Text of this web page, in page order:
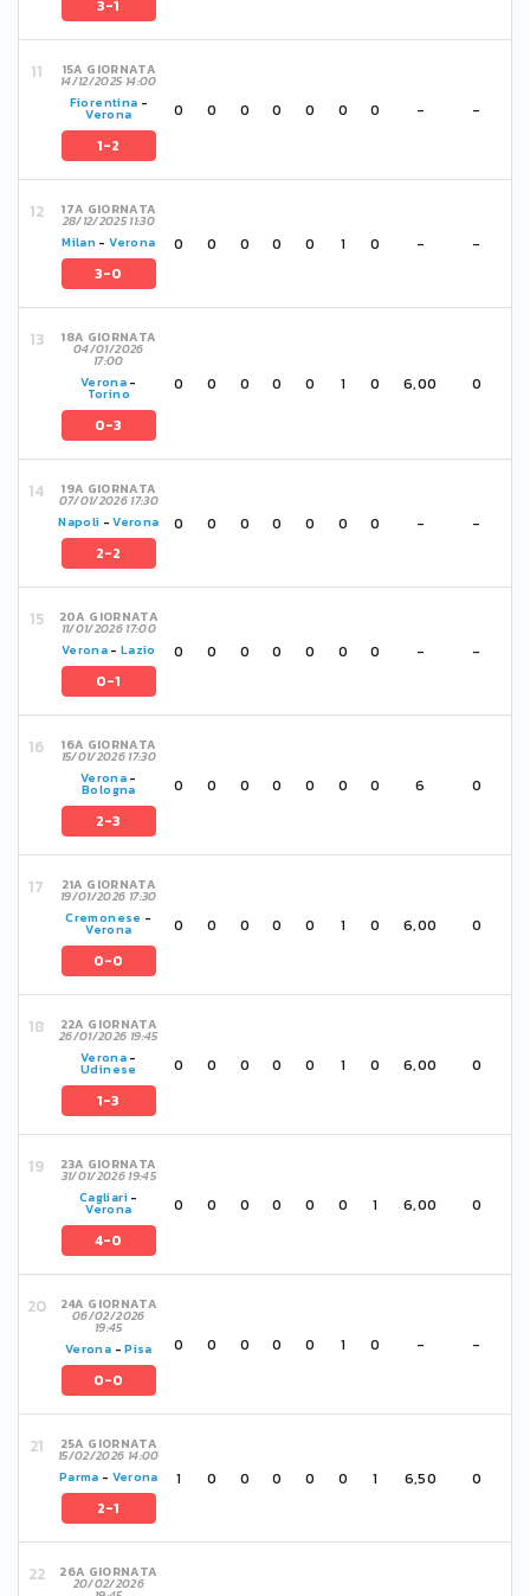
3-1
15A GIORNATA
14/12/2025 14:00
Fiorentina -
Verona
1-2
0 0 0 0 0 0 0 - -
17A GIORNATA
28/12/2025 11:30
Milan -Verona
3-0
0 0 0 0 0 1 0 - -
18A GIORNATA
04/01/2026
17:00
Verona -
Torino
0-3
0 0 0 0 0 1 0 6,00 0
19A GIORNATA
07/01/2026 17:30
Napoli -Verona
2-2
0 0 0 0 0 0 0 - -
20A GIORNATA
11/01/2026 17:00
Verona -Lazio
0-1
0 0 0 0 0 0 0 - -
16A GIORNATA
15/01/2026 17:30
Verona -
Bologna
2-3
0 0 0 0 0 0 0 6 0
21A GIORNATA
19/01/2026 17:30
Cremonese -
Verona
0-0
0 0 0 0 0 1 0 6,00 0
22A GIORNATA
26/01/2026 19:45
Verona -
Udinese
1-3
0 0 0 0 0 1 0 6,00 0
23A GIORNATA
31/01/2026 19:45
Cagliari-
Verona
4-0
0 0 0 0 0 0 1 6,00 0
24A GIORNATA
06/02/2026
19:45
Verona -Pisa
0-0
0 0 0 0 0 1 0 - -
25A GIORNATA
15/02/2026 14:00
Parma - Verona
2-1
1 0 0 0 0 0 1 6,50 0
26A GIORNATA
20/02/2026